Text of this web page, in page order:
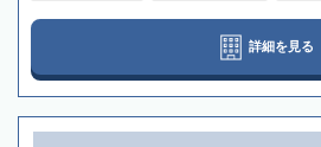
詳細を見る